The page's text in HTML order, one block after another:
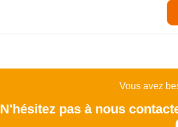
Vous avez
N'hésitez pas à nous